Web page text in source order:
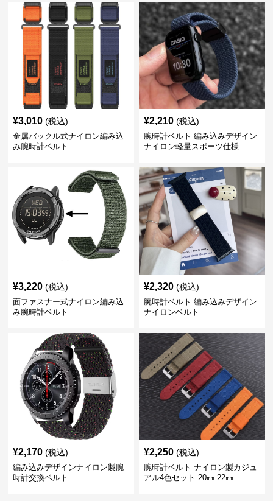
¥3,010 (税込)
金属バックル式ナイロン編み込
み腕時計ベルト
¥2,210 (税込)
腕時計ベルト 編み込みデザイン
ナイロン軽量スポーツ仕様
¥3,220 (税込)
面ファスナー式ナイロン編み込
み腕時計ベルト
¥2,320 (税込)
腕時計ベルト 編み込みデザイン
ナイロンベルト
¥2,170 (税込)
編み込みデザインナイロン製腕
時計交換ベルト
¥2,250 (税込)
腕時計ベルト ナイロン製カジュ
アル4色セット 20㎜ 22㎜